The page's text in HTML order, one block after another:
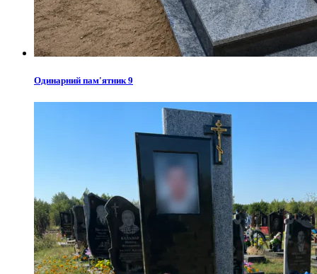
Одинарний пам'ятник 9